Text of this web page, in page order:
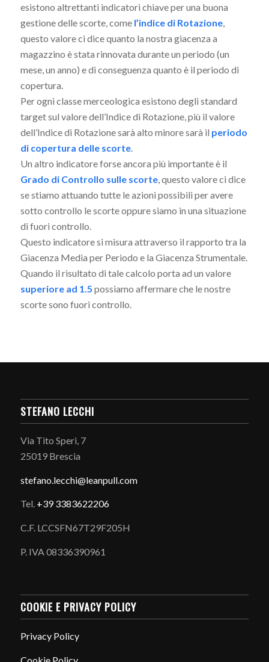
esistono altrettanti indicatori chiave per una buona
gestione delle scorte, come l’indice di Rotazione,
questo valore ci dice quanto la nostra giacenza a
magazzino è stata rinnovata durante un periodo (un
mese, un anno) e di conseguenza quanto è il periodo di
copertura.
Per ogni classe merceologica esistono degli standard
target sul valore dell’Indice di Rotazione, più il valore
dell’Indice di Rotazione sarà alto minore sarà il periodo
di copertura delle scorte.
Un altro indicatore forse ancora più importante è il
Grado di Controllo sulle scorte, questo valore ci dice
se stiamo attuando tutte le azioni possibili per avere
sotto controllo le scorte oppure siamo in una situazione
di fuori controllo.
Questo indicatore si misura attraverso il rapporto tra la
Giacenza Media per Periodo e la Giacenza Strumentale.
Quando il risultato di tale calcolo porta ad un valore
superiore ad 1.5 possiamo affermare che le nostre
scorte sono fuori controllo.
STEFANO LECCHI
Via Tito Speri, 7
25019 Brescia
stefano. lecchi@leanpull.com
Tel. +39 3383622206
C.F. LCCSFN67T29F205H
P. IVA 08336390961
COOKIE E PRIVACY POLICY
Privacy Policy
Cookie Policy